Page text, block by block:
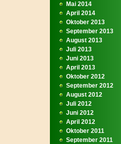
Mai 2014
April 2014
Oktober 2013
September 2013
August 2013
Juli 2013
Juni 2013
April 2013
Oktober 2012
September 2012
August 2012
Juli 2012
Juni 2012
April 2012
Oktober 2011
September 2011